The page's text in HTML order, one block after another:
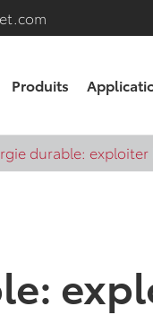
Produits
durable: exploiter